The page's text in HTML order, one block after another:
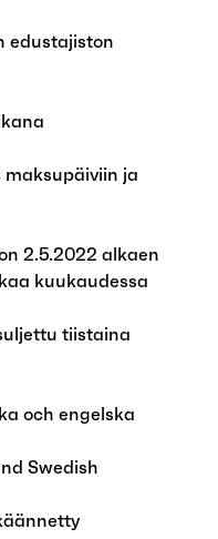
edustajiston
maksupäiviin ja
2.5.2022 alkaen
kuukaudessa
tiistaina
och engelska
Swedish